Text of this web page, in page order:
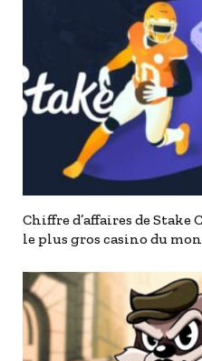
Chiffre d’affaires de Stake
le plus gros casino du